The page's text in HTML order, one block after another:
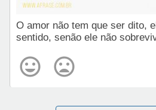
O amor não tem que ser dito,
sentido, senão ele não